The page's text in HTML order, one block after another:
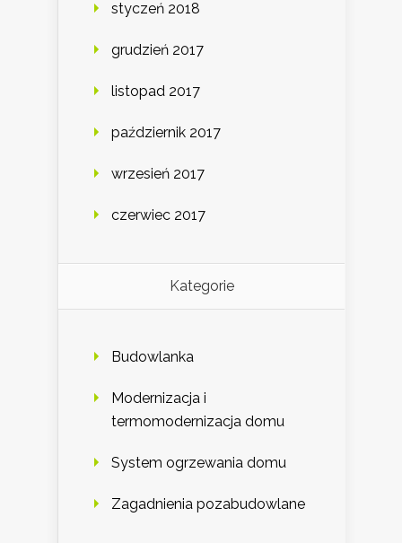
styczeń 2018
grudzień 2017
listopad 2017
październik 2017
wrzesień 2017
czerwiec 2017
Kategorie
Budowlanka
Modernizacja i
termomodernizacja domu
System ogrzewania domu
Zagadnienia pozabudowlane